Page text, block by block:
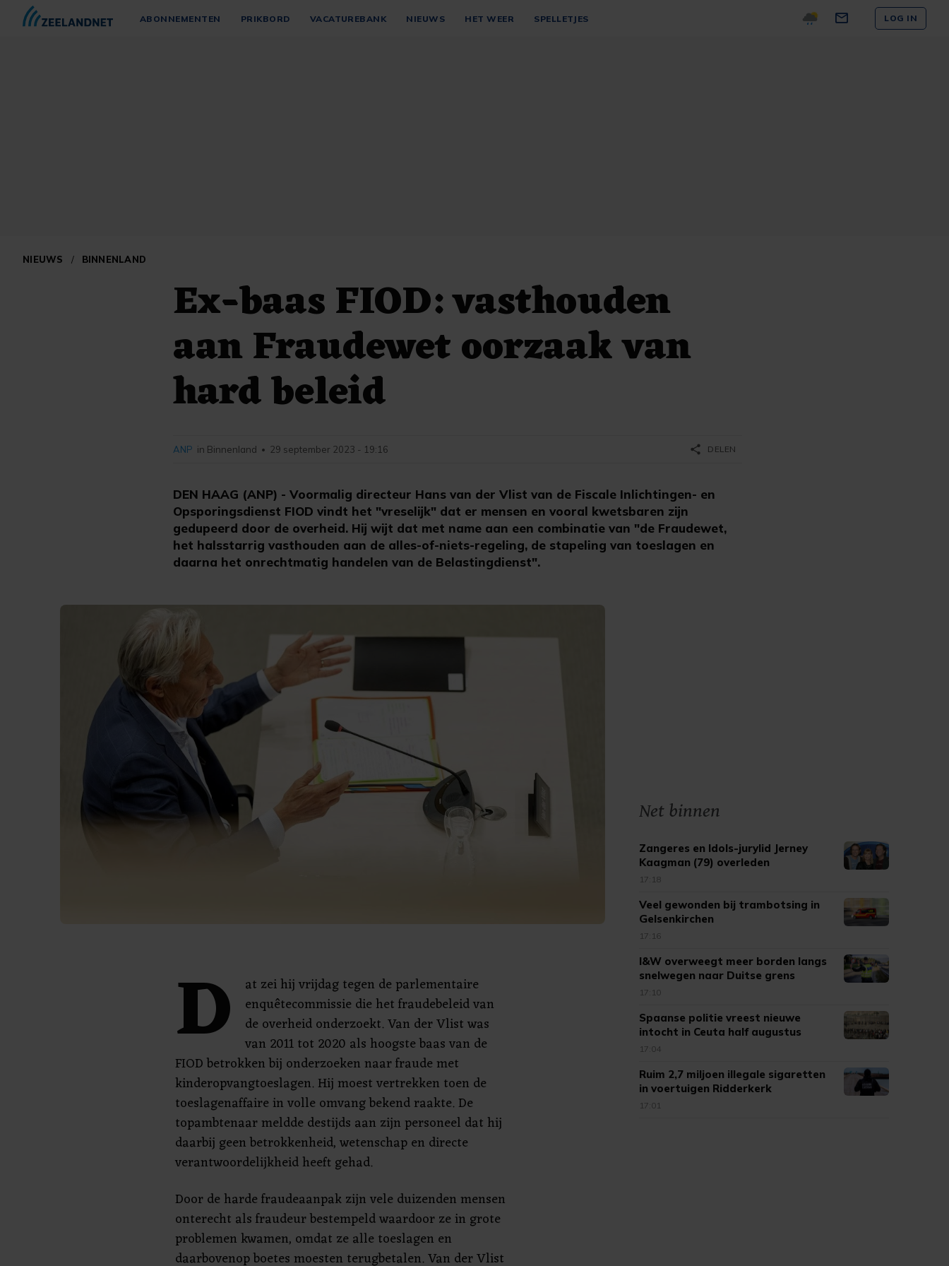
ABONNEMENTEN PRIKBORD VACATUREBANK NIEUWS HET WEER SPELLETJES LOG IN
NIEUWS / BINNENLAND
Ex-baas FIOD: vasthouden
aan Fraudewet oorzaak van
hard beleid
DEN HAAG (ANP) - Voormalig directeur Hans van der Vlist van de Fiscale Inlichtingen- en
Opsporingsdienst FIOD vindt het "vreselijk" dat er mensen en vooral kwetsbaren zijn
gedupeerd door de overheid. Hij wijt dat met name aan een combinatie van "de Fraudewet,
het halsstarrig vasthouden aan de alles-of-niets-regeling, de stapeling van toeslagen en
daarna het onrechtmatig handelen van de Belastingdienst".
ANP in Binnenland • 29 september 2023 - 19:16 share DELEN
D
at zei hij vrijdag tegen de parlementaire
enquêtecommissie die het fraudebeleid van
de overheid onderzoekt. Van der Vlist was
van 2011 tot 2020 als hoogste baas van de
FIOD betrokken bij onderzoeken naar fraude met
kinderopvangtoeslagen. Hij moest vertrekken toen de
toeslagenaffaire in volle omvang bekend raakte. De
topambtenaar meldde destijds aan zijn personeel dat hij
daarbij geen betrokkenheid, wetenschap en directe
verantwoordelijkheid heeft gehad.
Door de harde fraudeaanpak zijn vele duizenden mensen
onterecht als fraudeur bestempeld waardoor ze in grote
problemen kwamen, omdat ze alle toeslagen en
daarbovenop boetes moesten terugbetalen. Van der Vlist
Net binnen
Zangeres en Idols-jurylid Jerney
Kaagman (79) overleden
17:18
Veel gewonden bij trambotsing in
Gelsenkirchen
17:16
I&W overweegt meer borden langs
snelwegen naar Duitse grens
17:10
Spaanse politie vreest nieuwe
intocht in Ceuta half augustus
17:04
Ruim 2,7 miljoen illegale sigaretten
in voertuigen Ridderkerk
17:01